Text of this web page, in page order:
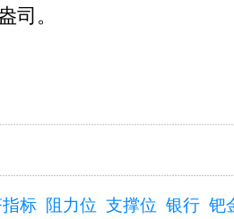
司。
标 阻力位 支撑位 银行 钯